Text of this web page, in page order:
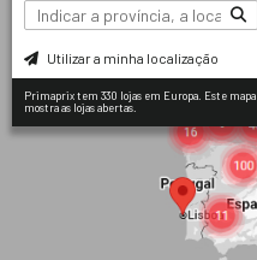
Utilizar a minha localização
Primaprix tem 330 lojas em Europa. Este mapa
mostra as lojas abertas.